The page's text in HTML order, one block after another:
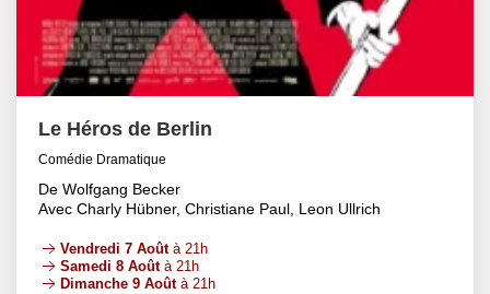
Le Héros de Berlin
Comédie Dramatique
De Wolfgang Becker
Avec Charly Hübner, Christiane Paul, Leon Ullrich
Vendredi 7 Aoûtà 21h
Samedi 8 Aoûtà 21h
Dimanche 9 Aoûtà 21h